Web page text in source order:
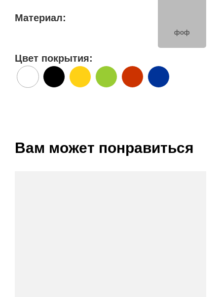
Материал:
фоф
Цвет покрытия:
Вам может понравиться